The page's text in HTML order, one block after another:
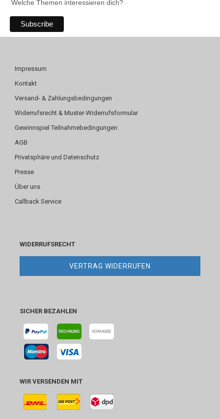
Welche Themen interessieren dich?
Impressum
Kontakt
Versand- & Zahlungsbedingungen
Widerrufsrecht & Muster-Widerrufsformular
Gewinnspiel Teilnahmebedingungen
AGB
Privatsphäre und Datenschutz
Presse
Über uns
Callback Service
WIDERRUFSRECHT
VERTRAG WIDERRUFEN
SICHER BEZAHLEN
WIR VERSENDEN MIT